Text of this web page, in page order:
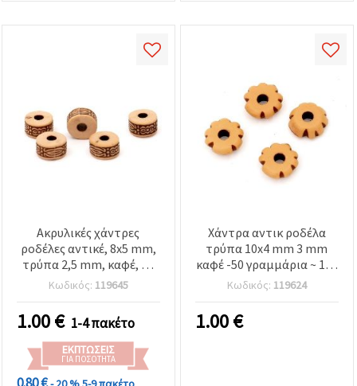
Ακρυλικές χάντρες
ροδέλες αντικέ, 8x5 mm,
τρύπα 2,5 mm, καφέ, 50
γραμμάρια (~160 τεμ.)
Κωδικός: 119645
1.00€ 1-4 πακέτο
ΕΚΠΤΏΣΕΙΣ
ΓΙΑ ΠΟΣΌΤΗΤΑ
0.80 €
Χάντρα αντικ ροδέλα
τρύπα 10x4 mm 3 mm
καφέ -50 γραμμάρια ~ 150
τεμάχια
Κωδικός: 119624
1.00€